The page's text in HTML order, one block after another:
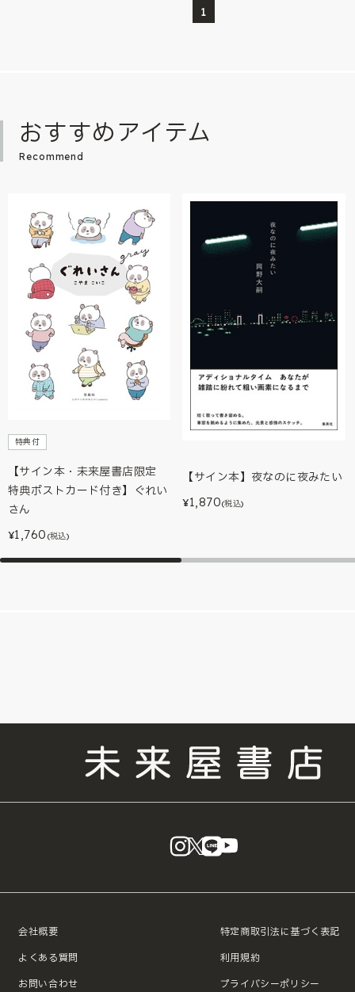
1
おすすめアイテム
Recommend
特典付
【サイン本・未来屋書店限定
特典ポストカード付き】ぐれい
さん
¥1,760 (税込)
【サイン本】夜なのに夜みたい
¥1,870(税込)
instagram
X LINE
会社概要
よくある質問
お問い合わせ
特定商取引法に基づく表記
利用規約
プライバシーポリシー